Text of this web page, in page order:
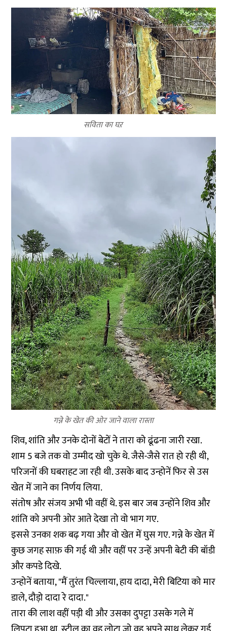
सविता का घऱ
गन्ने के खेत की ओर जाने वाला रास्ता
शिव, शांति और उनके दोनों बेटों ने तारा को ढूंढना जारी रखा.
शाम 5 बजे तक वो उम्मीद खो चुके थे. जैसे-जैसे रात हो रही थी,
परिजनों की घबराहट जा रही थी. उसके बाद उन्होनें फिर से उस
खेत में जाने का निर्णय लिया.
संतोष और संजय अभी भी वहीं थे. इस बार जब उन्होंने शिव और
शांति को अपनी ओर आते देखा तो वो भाग गए.
इससे उनका शक बढ़ गया और वो खेत में घुस गए. गन्ने के खेत में
कुछ जगह साफ़ की गई थी और वहीं पर उन्हें अपनी बेटी की बॉडी
और कपडे दिखे.
उन्होनें बताया, "मैं तुरंत चिल्लाया, हाय दादा, मेरी बिटिया को मार
डाले, दौड़ो दादा रे दादा."
तारा की लाश वहीं पड़ी थी और उसका दुपट्टा उसके गले में